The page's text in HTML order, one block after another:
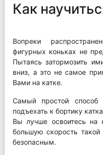
Как
Вопреки
фигурных коньках не
Пытаясь затормозить
вниз, а это не самое
Вами на катке.
Самый простой способ
подъехать к бортику
Вы лучше освоитесь на
большую скорость
безопасным.